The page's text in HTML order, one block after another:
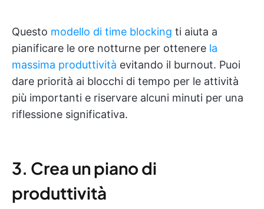
Questo modello di time blocking ti aiuta a
pianificare le ore notturne per ottenere la
massima produttività evitando il burnout. Puoi
dare priorità ai blocchi di tempo per le attività
più importanti e riservare alcuni minuti per una
riflessione significativa.
3. Crea un piano di
produttività